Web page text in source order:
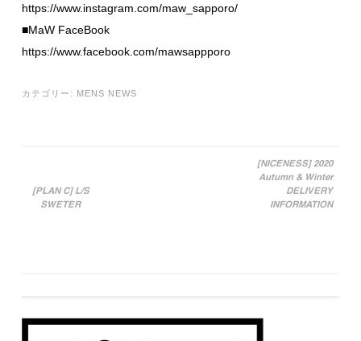
https://www.instagram.com/maw_sapporo/
■MaW FaceBook
https://www.facebook.com/mawsappporo
カテゴリー: MENS NEWS
投稿ナビゲーション
[PLAN C] L/S
SWETER
[NICENESS] 2020
Autumn & Winter
DELIVERY
INFORMATION